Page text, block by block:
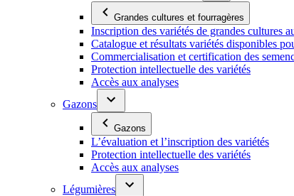
Grandes cultures et fourragères
Inscription des variétés de grandes cultures
Catalogue et résultats variétés disponibles
Commercialisation et certification des
Protection intellectuelle des variétés
Accès aux analyses
Gazons
Gazons
L’évaluation et l’inscription des variétés
Protection intellectuelle des variétés
Accès aux analyses
Légumières